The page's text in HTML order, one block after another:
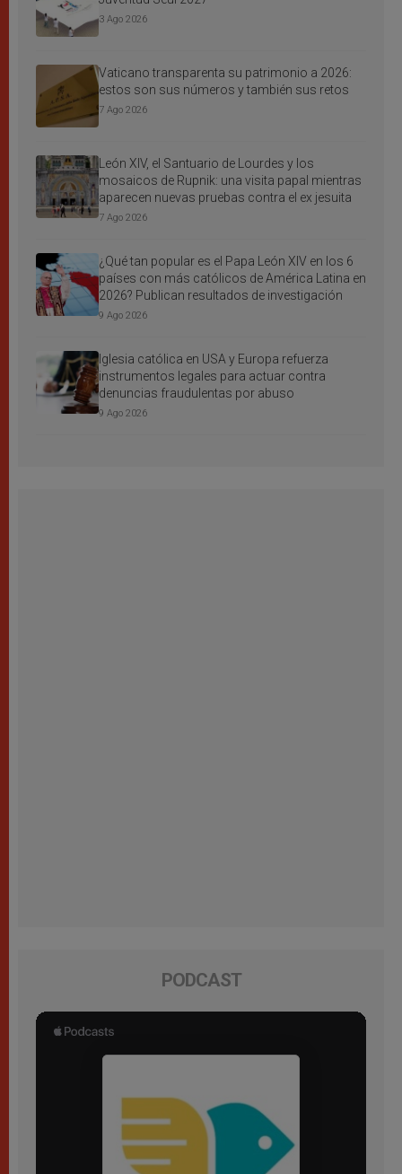
3 Ago 2026
Vaticano transparenta su patrimonio a 2026:
estos son sus números y también sus retos
7 Ago 2026
León XIV, el Santuario de Lourdes y los
mosaicos de Rupnik: una visita papal mientras
aparecen nuevas pruebas contra el ex jesuita
7 Ago 2026
¿Qué tan popular es el Papa León XIV en los 6
países con más católicos de América Latina en
2026? Publican resultados de investigación
9 Ago 2026
Iglesia católica en USA y Europa refuerza
instrumentos legales para actuar contra
denuncias fraudulentas por abuso
9 Ago 2026
PODCAST